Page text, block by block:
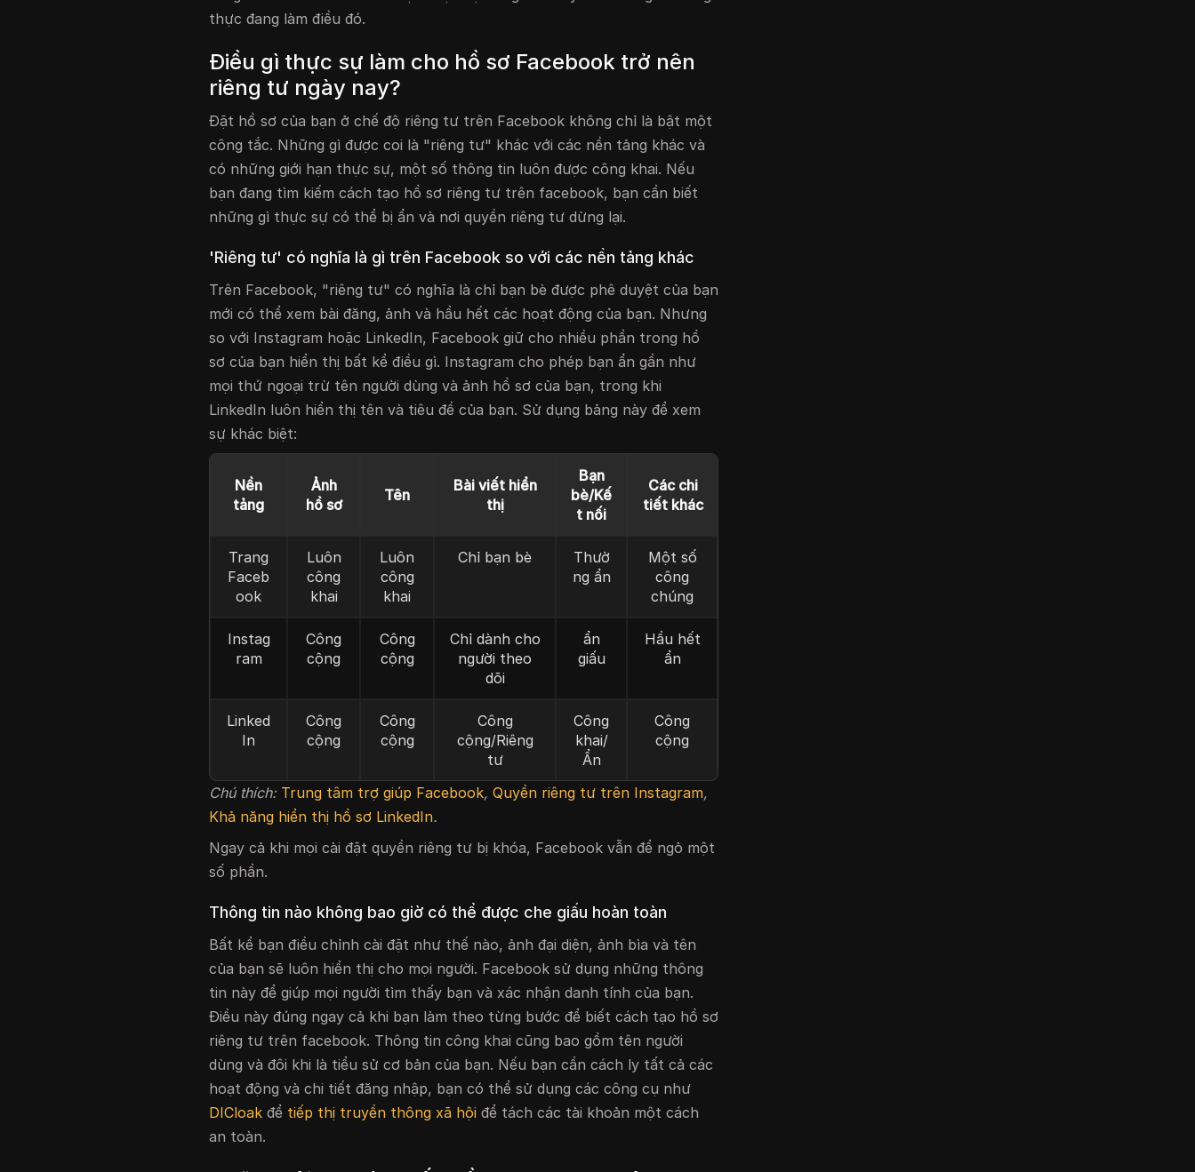
thực đang làm điều đó.
Điều gì thực sự làm cho hồ sơ Facebook trở nên
riêng tư ngày nay?
Đặt hồ sơ của bạn ở chế độ riêng tư trên Facebook không chỉ là bật một
công tắc. Những gì được coi là "riêng tư" khác với các nền tảng khác và
có những giới hạn thực sự, một số thông tin luôn được công khai. Nếu
bạn đang tìm kiếm cách tạo hồ sơ riêng tư trên facebook, bạn cần biết
những gì thực sự có thể bị ẩn và nơi quyền riêng tư dừng lại.
'Riêng tư' có nghĩa là gì trên Facebook so với các nền tảng khác
Trên Facebook, "riêng tư" có nghĩa là chỉ bạn bè được phê duyệt của bạn
mới có thể xem bài đăng, ảnh và hầu hết các hoạt động của bạn. Nhưng
so với Instagram hoặc LinkedIn, Facebook giữ cho nhiều phần trong hồ
sơ của bạn hiển thị bất kể điều gì. Instagram cho phép bạn ẩn gần như
mọi thứ ngoại trừ tên người dùng và ảnh hồ sơ của bạn, trong khi
LinkedIn luôn hiển thị tên và tiêu đề của bạn. Sử dụng bảng này để xem
sự khác biệt:
Nền
tảng
Ảnh
hồ sơ
Tên
Bài viết hiển
thị
Bạn
bè/Kế
t nối
Các chi
tiết khác
Trang
Faceb
ook
Luôn
công
khai
Luôn
công
khai
Chỉ bạn bè
Thườ
ng ẩn
Một số
công
chúng
Instag
ram
Công
cộng
Công
cộng
Chỉ dành cho
người theo
dõi
ẩn
giấu
Hầu hết
ẩn
Linked
In
Công
cộng
Công
cộng
Công
cộng/Riêng
tư
Công
khai/
Ẩn
Công
cộng
Chú thích: Trung tâm trợ giúp Facebook, Quyền riêng tư trên Instagram,
Khả năng hiển thị hồ sơ LinkedIn.
Ngay cả khi mọi cài đặt quyền riêng tư bị khóa, Facebook vẫn để ngỏ một
số phần.
Thông tin nào không bao giờ có thể được che giấu hoàn toàn
Bất kể bạn điều chỉnh cài đặt như thế nào, ảnh đại diện, ảnh bìa và tên
của bạn sẽ luôn hiển thị cho mọi người. Facebook sử dụng những thông
tin này để giúp mọi người tìm thấy bạn và xác nhận danh tính của bạn.
Điều này đúng ngay cả khi bạn làm theo từng bước để biết cách tạo hồ sơ
riêng tư trên facebook. Thông tin công khai cũng bao gồm tên người
dùng và đôi khi là tiểu sử cơ bản của bạn. Nếu bạn cần cách ly tất cả các
hoạt động và chi tiết đăng nhập, bạn có thể sử dụng các công cụ như
DICloak để tiếp thị truyền thông xã hội để tách các tài khoản một cách
an toàn.